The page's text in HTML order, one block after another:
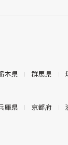
木県 群馬県
庫県 京都府